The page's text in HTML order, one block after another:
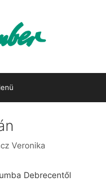
Veronika
Debrecentől